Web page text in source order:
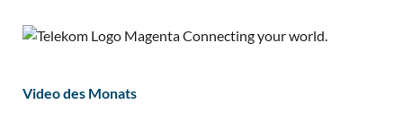
Video des Monats